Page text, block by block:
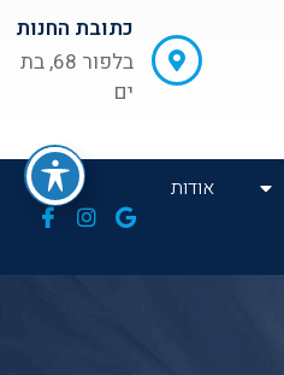
כתובת החנות
בלפור 68, בת
ים
אודות